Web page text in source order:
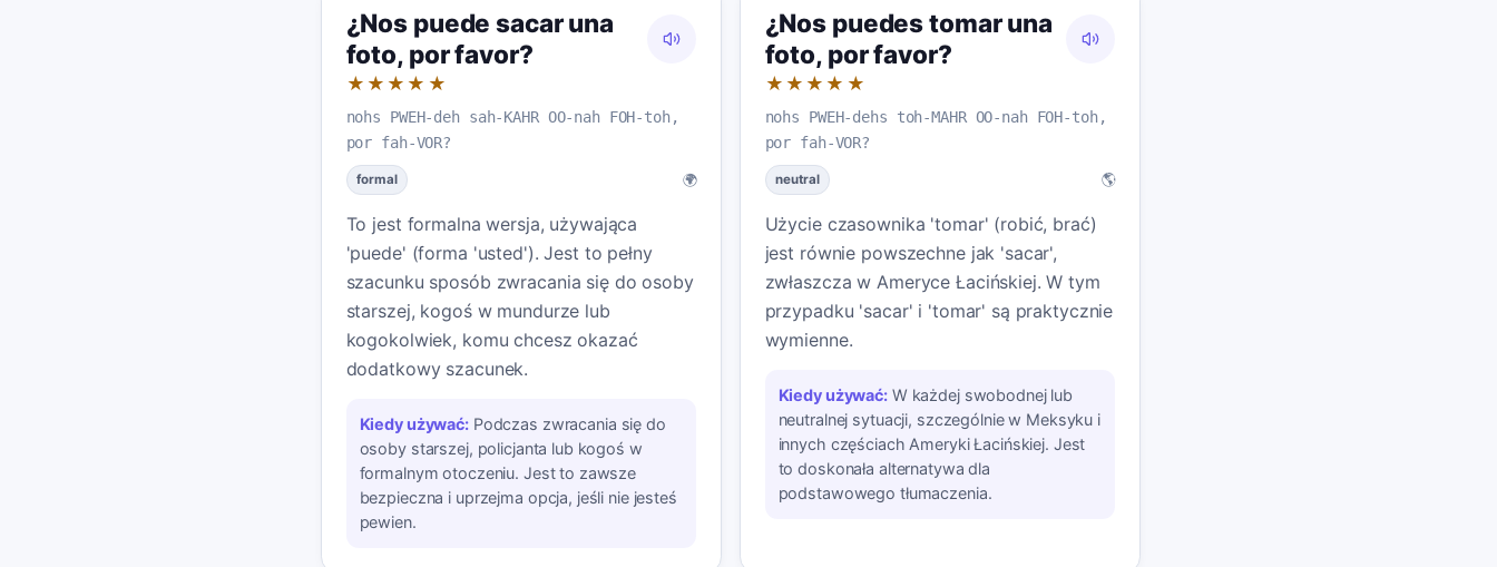
¿Nos puede sacar una
foto, por favor?
★★★★★
nohs PWEH-deh sah-KAHR OO-nah FOH-toh,
por fah-VOR?
formal 🌍
To jest formalna wersja, używająca
'puede' (forma 'usted'). Jest to pełny
szacunku sposób zwracania się do osoby
starszej, kogoś w mundurze lub
kogokolwiek, komu chcesz okazać
dodatkowy szacunek.
Kiedy używać: Podczas zwracania się do
osoby starszej, policjanta lub kogoś w
formalnym otoczeniu. Jest to zawsze
bezpieczna i uprzejma opcja, jeśli nie jesteś
pewien.
¿Nos puedes tomar una
foto, por favor?
★★★★★
nohs PWEH-dehs toh-MAHR OO-nah FOH-toh,
por fah-VOR?
neutral 🌎
Użycie czasownika 'tomar' (robić, brać)
jest równie powszechne jak 'sacar',
zwłaszcza w Ameryce Łacińskiej. W tym
przypadku 'sacar' i 'tomar' są praktycznie
wymienne.
Kiedy używać: W każdej swobodnej lub
neutralnej sytuacji, szczególnie w Meksyku i
innych częściach Ameryki Łacińskiej. Jest
to doskonała alternatywa dla
podstawowego tłumaczenia.